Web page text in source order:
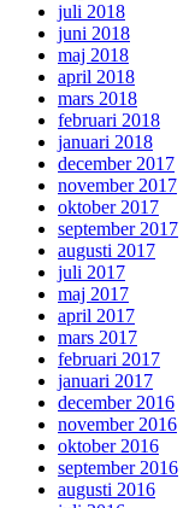
juli 2018
juni 2018
maj 2018
april 2018
mars 2018
februari 2018
januari 2018
december 2017
november 2017
oktober 2017
september 2017
augusti 2017
juli 2017
maj 2017
april 2017
mars 2017
februari 2017
januari 2017
december 2016
november 2016
oktober 2016
september 2016
augusti 2016